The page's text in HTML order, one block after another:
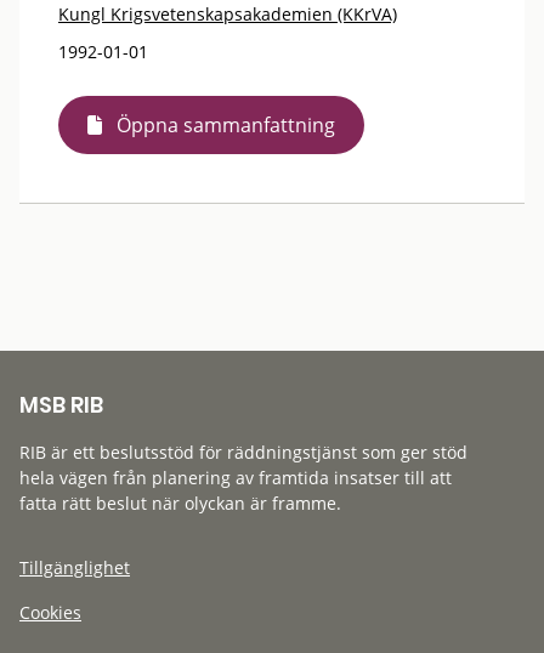
Kungl Krigsvetenskapsakademien (KKrVA)
1992-01-01
Öppna sammanfattning
MSB RIB
RIB är ett beslutsstöd för räddningstjänst som ger stöd
hela vägen från planering av framtida insatser till att
fatta rätt beslut när olyckan är framme.
Tillgänglighet
Cookies